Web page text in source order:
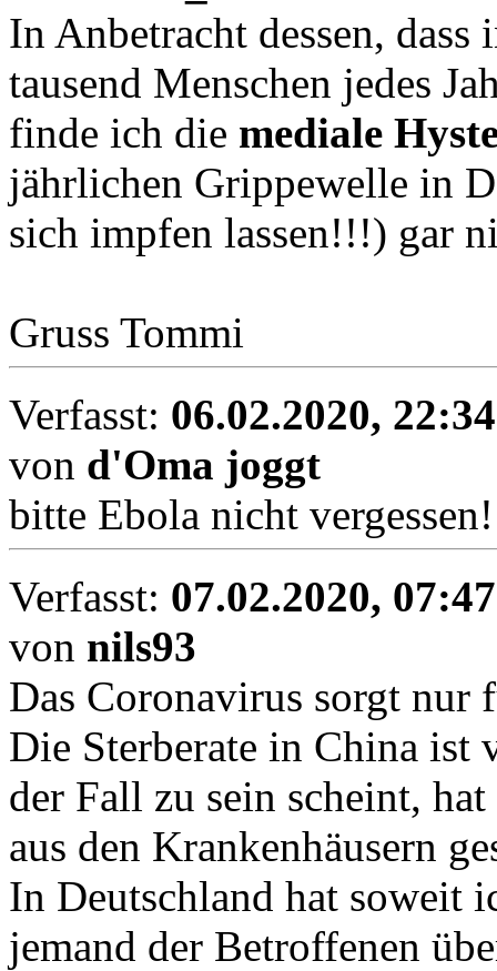
In Anbetracht dessen,
tausend Menschen jedes
finde ich die mediale
jährlichen Grippewelle in
sich impfen lassen!!!) gar
Gruss Tommi
Verfasst: 06.02.2020, 22:34
von d'Oma joggt
bitte Ebola nicht vergessen!
Verfasst: 07.02.2020, 07:47
von nils93
Das Coronavirus sorgt nur
Die Sterberate in China ist
der Fall zu sein scheint,
aus den Krankenhäusern
In Deutschland hat soweit
jemand der Betroffenen